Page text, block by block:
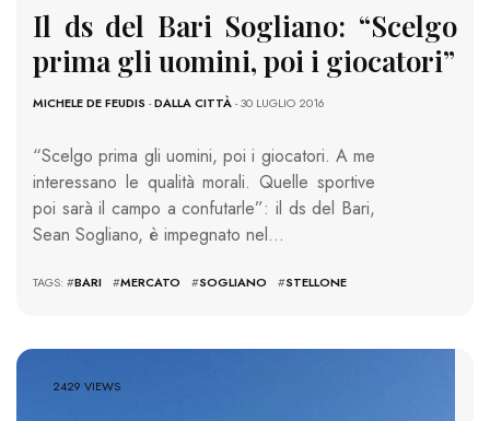
Il ds del Bari Sogliano: “Scelgo
prima gli uomini, poi i giocatori”
MICHELE DE FEUDIS -DALLA CITTÀ- 30 LUGLIO 2016
“Scelgo prima gli uomini, poi i giocatori. A me
interessano le qualità morali. Quelle sportive
poi sarà il campo a confutarle”: il ds del Bari,
Sean Sogliano, è impegnato nel…
TAGS: #BARI #MERCATO #SOGLIANO #STELLONE
2429 VIEWS